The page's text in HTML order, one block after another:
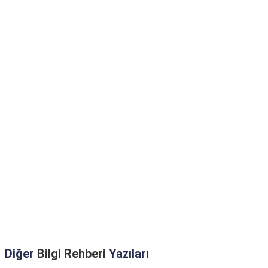
Diğer Bilgi Rehberi Yazıları